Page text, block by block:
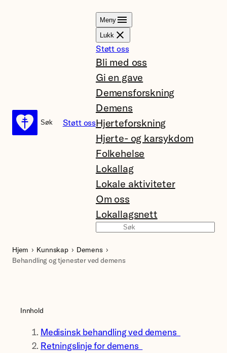
Søk
Søk Støtt oss
Meny
Lukk
Støtt oss
Bli med oss
Gi en gave
Demensforskning
Demens
Hjerteforskning
Hjerte- og karsykdom
Folkehelse
Lokallag
Lokale aktiviteter
Om oss
Lokallagsnett
Hjem Kunnskap
Demens
Behandling og tjenester ved demens
Innhold
Medisinsk behandling ved demens
Retningslinje for demens